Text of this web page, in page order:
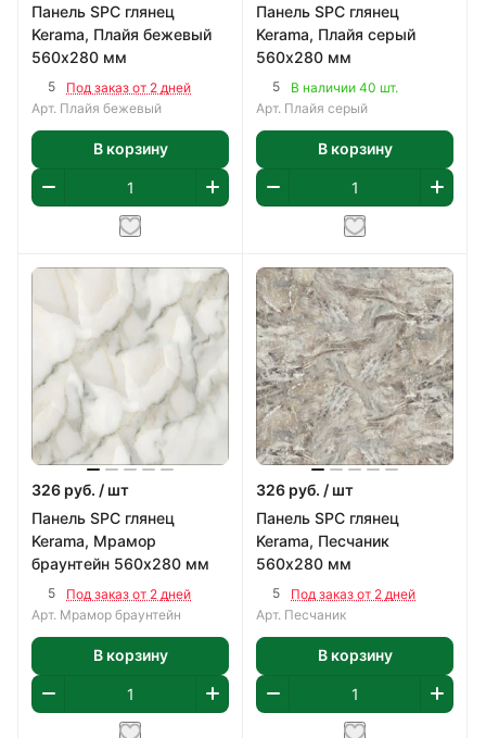
Панель SPC глянец
Kerama, Плайя бежевый
560х280 мм
5
Под заказ от 2 дней
Арт. Плайя бежевый
В корзину
Панель SPC глянец
Kerama, Плайя серый
560х280 мм
5
В наличии 40 шт.
Арт. Плайя серый
В корзину
326 руб. / шт
Панель SPC глянец
Kerama, Мрамор
браунтейн 560х280 мм
5
Под заказ от 2 дней
Арт. Мрамор браунтейн
В корзину
326 руб. / шт
Панель SPC глянец
Kerama, Песчаник
560х280 мм
5
Под заказ от 2 дней
Арт. Песчаник
В корзину